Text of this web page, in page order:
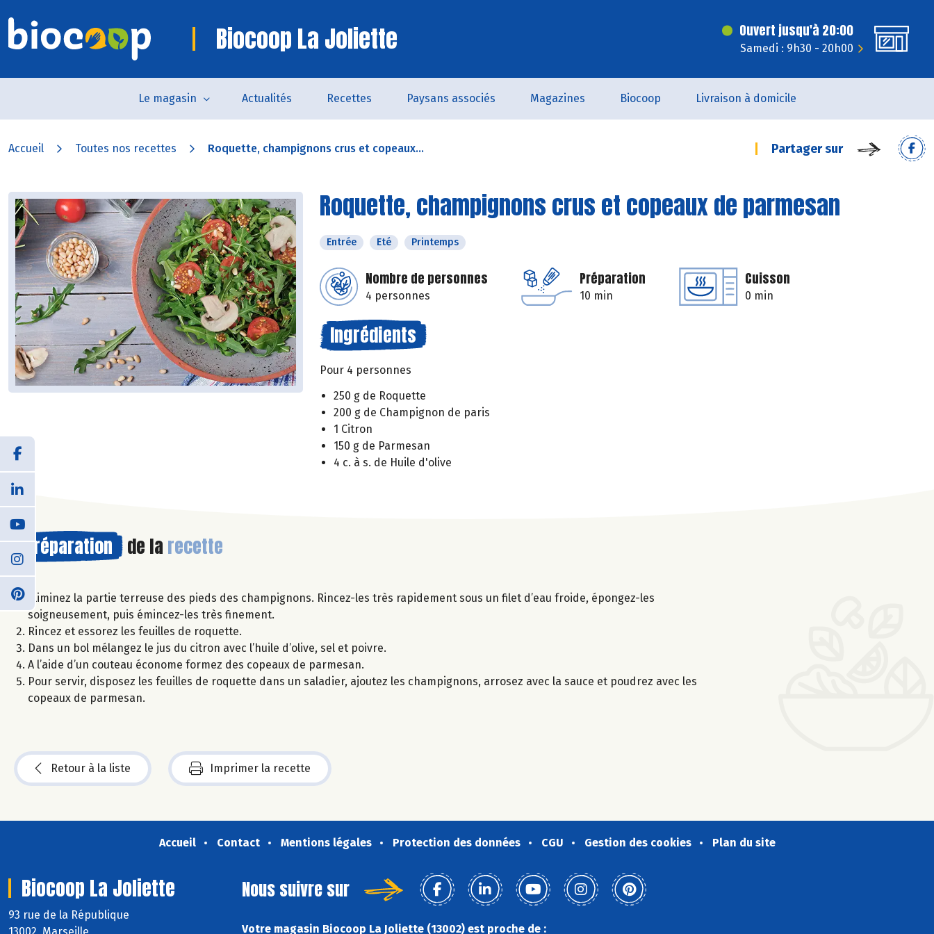
Biocoop La Joliette Ouvert jusqu'à 20:00
Samedi : 9h30 - 20h00
Le magasin Actualités Recettes Paysans associés Magazines Biocoop Livraison à domicile
Accueil Toutes nos recettes Roquette, champignons crus et copeaux... Partager sur
Roquette, champignons crus et copeaux de parmesan
Entrée Eté Printemps
Nombre de personnes
4 personnes
Préparation
10 min
Cuisson
0 min
Ingrédients
Pour 4 personnes
250 g de Roquette
200 g de Champignon de paris
1 Citron
150 g de Parmesan
4 c. à s. de Huile d'olive
Préparation de la recette
Eliminez la partie terreuse des pieds des champignons. Rincez-les très rapidement sous un filet d’eau froide, épongez-les
soigneusement, puis émincez-les très finement.
Rincez et essorez les feuilles de roquette.
Dans un bol mélangez le jus du citron avec l’huile d’olive, sel et poivre.
A l’aide d’un couteau économe formez des copeaux de parmesan.
Pour servir, disposez les feuilles de roquette dans un saladier, ajoutez les champignons, arrosez avec la sauce et poudrez avec les
copeaux de parmesan.
Retour à la liste Imprimer la recette
Accueil Contact Mentions légales Protection des données CGU Gestion des cookies Plan du site
Biocoop La Joliette
93 rue de la République
13002 Marseille
Nous suivre sur
Votre magasin Biocoop La Joliette (13002) est proche de :